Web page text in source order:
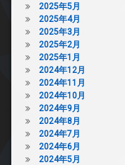
2025年5月
2025年4月
2025年3月
2025年2月
2025年1月
2024年12月
2024年11月
2024年10月
2024年9月
2024年8月
2024年7月
2024年6月
2024年5月